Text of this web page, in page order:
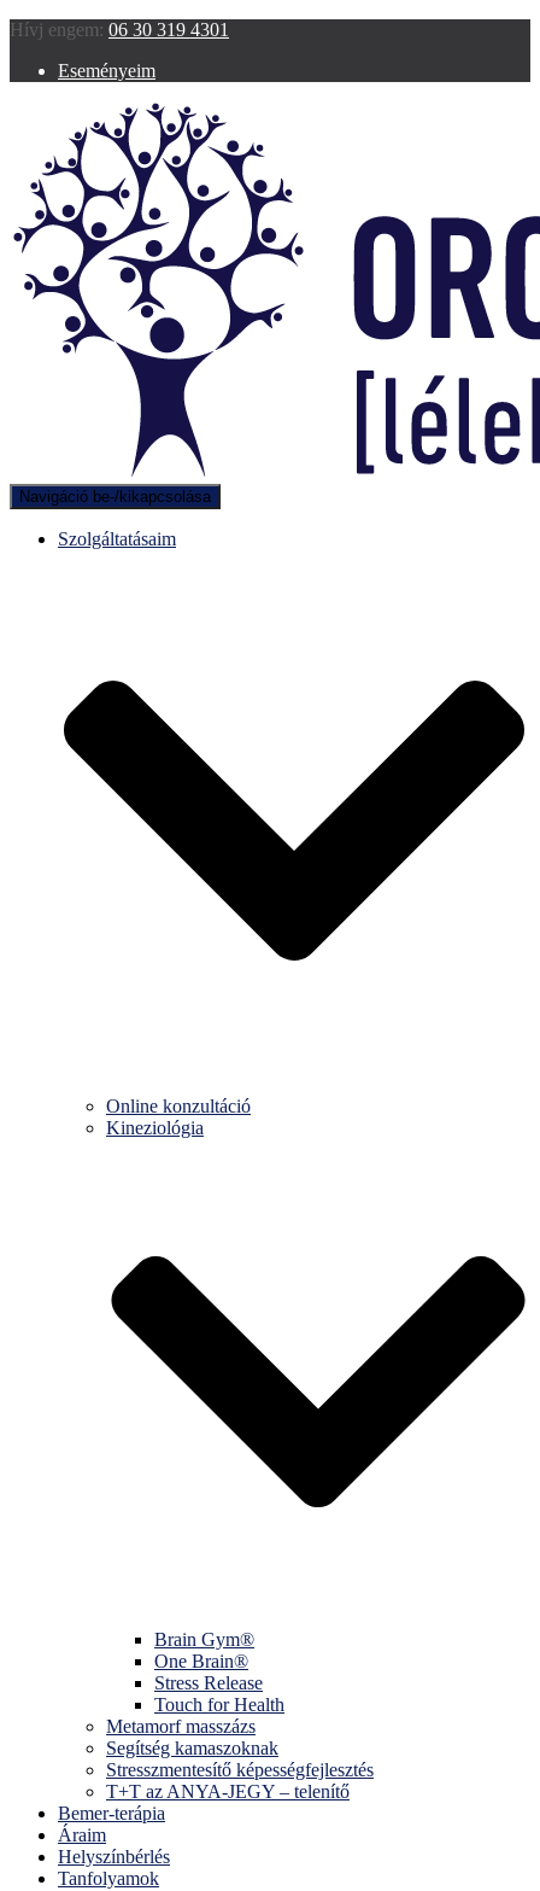
Hívj engem: 06 30 319 4301
Eseményeim
Navigáció be-/kikapcsolása
Szolgáltatásaim
Online konzultáció
Kineziológia
Brain Gym®
One Brain®
Stress Release
Touch for Health
Metamorf masszázs
Segítség kamaszoknak
Stresszmentesítő képességfejlesztés
T+T az ANYA-JEGY – telenítő
Bemer-terápia
Áraim
Helyszínbérlés
Tanfolyamok